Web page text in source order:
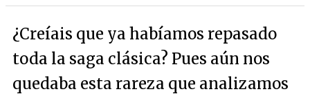
¿Creíais que ya habíamos repasado
toda la saga clásica? Pues aún nos
quedaba esta rareza que analizamos